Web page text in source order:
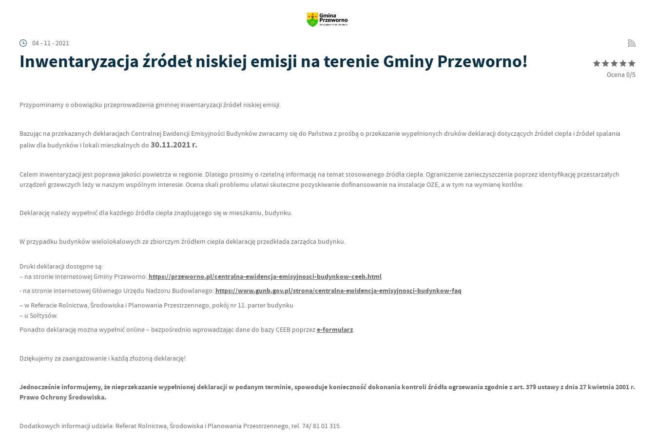
04 - 11 - 2021
Inwentaryzacja źródeł niskiej emisji na terenie Gminy Przeworno!
Ocena 0/5
Przypominamy o obowiązku przeprowadzenia gminnej inwentaryzacji źródeł niskiej emisji.
Bazując na przekazanych deklaracjach Centralnej Ewidencji Emisyjności Budynków zwracamy się do Państwa z prośbą o przekazanie wypełnionych druków deklaracji dotyczących źródeł ciepła i źródeł spalania
paliw dla budynków i lokali mieszkalnych do 30.11.2021 r.
Celem inwentaryzacji jest poprawa jakości powietrza w regionie. Dlatego prosimy o rzetelną informację na temat stosowanego źródła ciepła. Ograniczenie zanieczyszczenia poprzez identyfikację przestarzałych
urządzeń grzewczych leży w naszym wspólnym interesie. Ocena skali problemu ułatwi skuteczne pozyskiwanie dofinansowanie na instalacje OZE, a w tym na wymianę kotłów.
Deklarację należy wypełnić dla każdego źródła ciepła znajdującego się w mieszkaniu, budynku.
W przypadku budynków wielolokalowych ze zbiorczym źródłem ciepła deklarację przedkłada zarządca budynku.
Druki deklaracji dostępne są:
– na stronie internetowej Gminy Przeworno: https://przeworno.pl/centralna-ewidencja-emisyjnosci-budynkow-ceeb.html
- na stronie internetowej Głównego Urzędu Nadzoru Budowlanego: https://www.gunb.gov.pl/strona/centralna-ewidencja-emisyjnosci-budynkow-faq
– w Referacie Rolnictwa, Środowiska i Planowania Przestrzennego, pokój nr 11. parter budynku
– u Sołtysów.
Ponadto deklarację można wypełnić online – bezpośrednio wprowadzając dane do bazy CEEB poprzeze-formularz
Dziękujemy za zaangażowanie i każdą złożoną deklarację!
Jednocześnie informujemy, że nieprzekazanie wypełnionej deklaracji w podanym terminie, spowoduje konieczność dokonania kontroli źródła ogrzewania zgodnie z art. 379 ustawy z dnia 27 kwietnia 2001 r.
Prawo Ochrony Środowiska.
Dodatkowych informacji udziela: Referat Rolnictwa, Środowiska i Planowania Przestrzennego, tel. 74/ 81 01 315.